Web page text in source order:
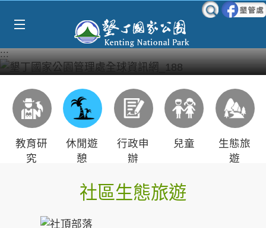
:::
教育研
究
休閒遊
憩
行政申
辦
兒童
生態旅
遊
社區生態旅遊